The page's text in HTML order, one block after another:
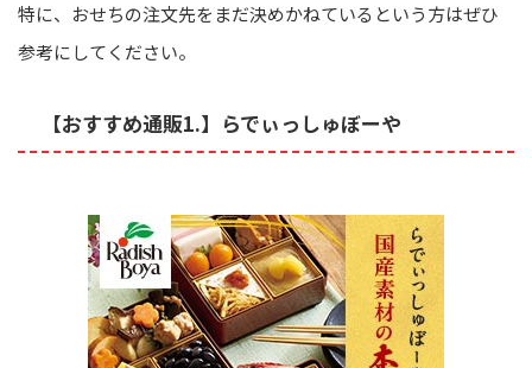
特に、おせちの注文先をまだ決めかねているという方はぜひ
参考にしてください。
【おすすめ通販1.】らでぃっしゅぼーや